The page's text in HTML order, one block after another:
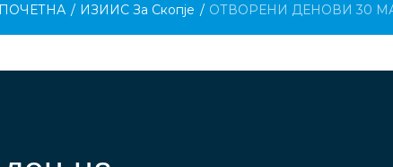
ПОЧЕТНА / ИЗИИС За Скопје / ОТВОРЕНИ ДЕНОВИ 30